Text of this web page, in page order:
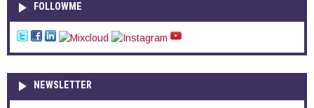
FOLLOWME
NEWSLETTER